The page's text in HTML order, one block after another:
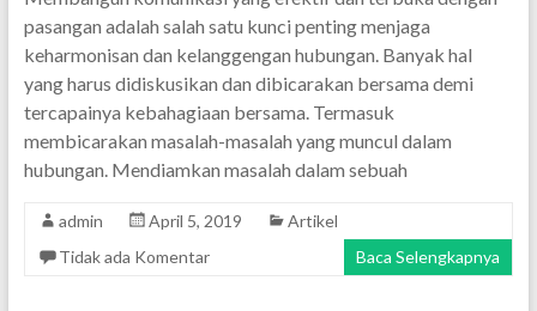
pasangan adalah salah satu kunci penting menjaga
keharmonisan dan kelanggengan hubungan. Banyak hal
yang harus didiskusikan dan dibicarakan bersama demi
tercapainya kebahagiaan bersama. Termasuk
membicarakan masalah-masalah yang muncul dalam
hubungan. Mendiamkan masalah dalam sebuah
admin April 5, 2019
Artikel
Tidak ada Komentar
Baca Selengkapnya